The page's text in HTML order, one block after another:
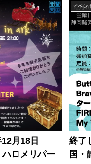
月18日
ハロメリパー
イベン
終了
国・